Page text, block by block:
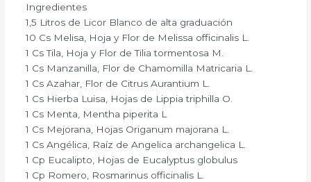
Ingredientes
1,5 Litros de Licor Blanco de alta graduación
10 Cs Melisa, Hoja y Flor de Melissa officinalis L.
1 Cs Tila, Hoja y Flor de Tilia tormentosa M.
1 Cs Manzanilla, Flor de Chamomilla Matricaria L.
1 Cs Azahar, Flor de Citrus Aurantium L.
1 Cs Hierba Luisa, Hojas de Lippia triphilla O.
1 Cs Menta, Mentha piperita L
1 Cs Mejorana, Hojas Origanum majorana L.
1 Cs Angélica, Raíz de Angelica archangelica L.
1 Cp Eucalipto, Hojas de Eucalyptus globulus
1 Cp Romero, Rosmarinus officinalis L.